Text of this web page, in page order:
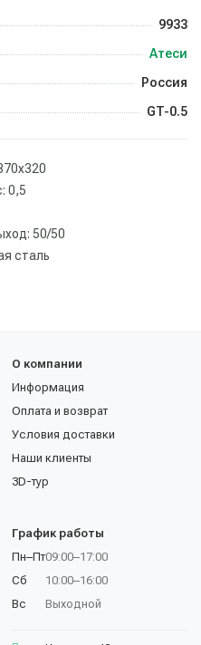
9933
Атеси
Россия
GT-0.5
0,5
50/50
сталь
О компании
Информация
Оплата и возврат
Условия доставки
Наши клиенты
3D-тур
График работы
Пн–Пт
Сб
Вс
09:00–17:00
10:00–16:00
Выходной